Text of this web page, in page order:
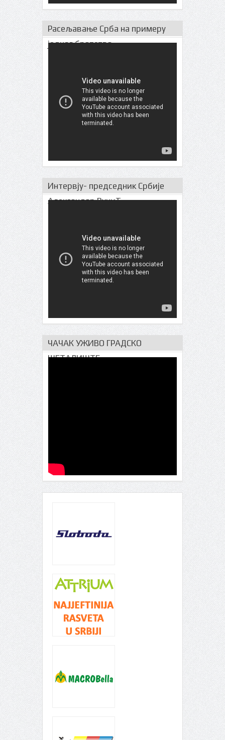
Расељавање Срба на примеру
једног братства
Интервју- председник Србије
Александар ВучиЋ
ЧАЧАК УЖИВО ГРАДСКО
ШЕТАЛИШТЕ